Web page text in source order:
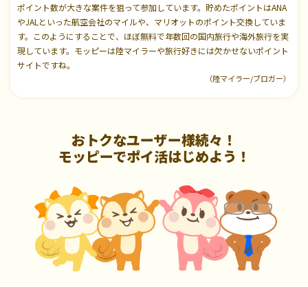
ポイント数が大きな案件を狙って参加しています。貯めたポイントはANA
やJALといった航空会社のマイルや、マリオットのポイント交換していま
す。このようにすることで、ほぼ無料で年数回の国内旅行や海外旅行を実
現しています。モッピーは陸マイラーや旅行好きには欠かせないポイント
サイトですね。
（陸マイラー/ブロガー）
おトクなユーザー様続々！
モッピーでポイ活はじめよう！